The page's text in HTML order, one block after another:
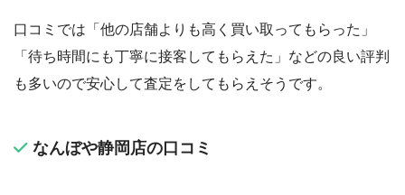
口コミでは「他の店舗よりも高く買い取ってもらった」
「待ち時間にも丁寧に接客してもらえた」などの良い評判
も多いので安心して査定をしてもらえそうです。
なんぼや静岡店の口コミ